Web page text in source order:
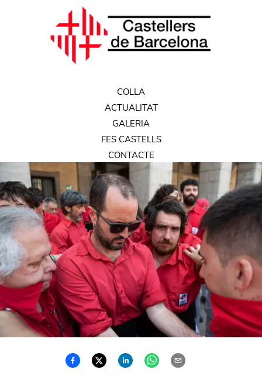
COLLA
ACTUALITAT
GALERIA
FES CASTELLS
CONTACTE